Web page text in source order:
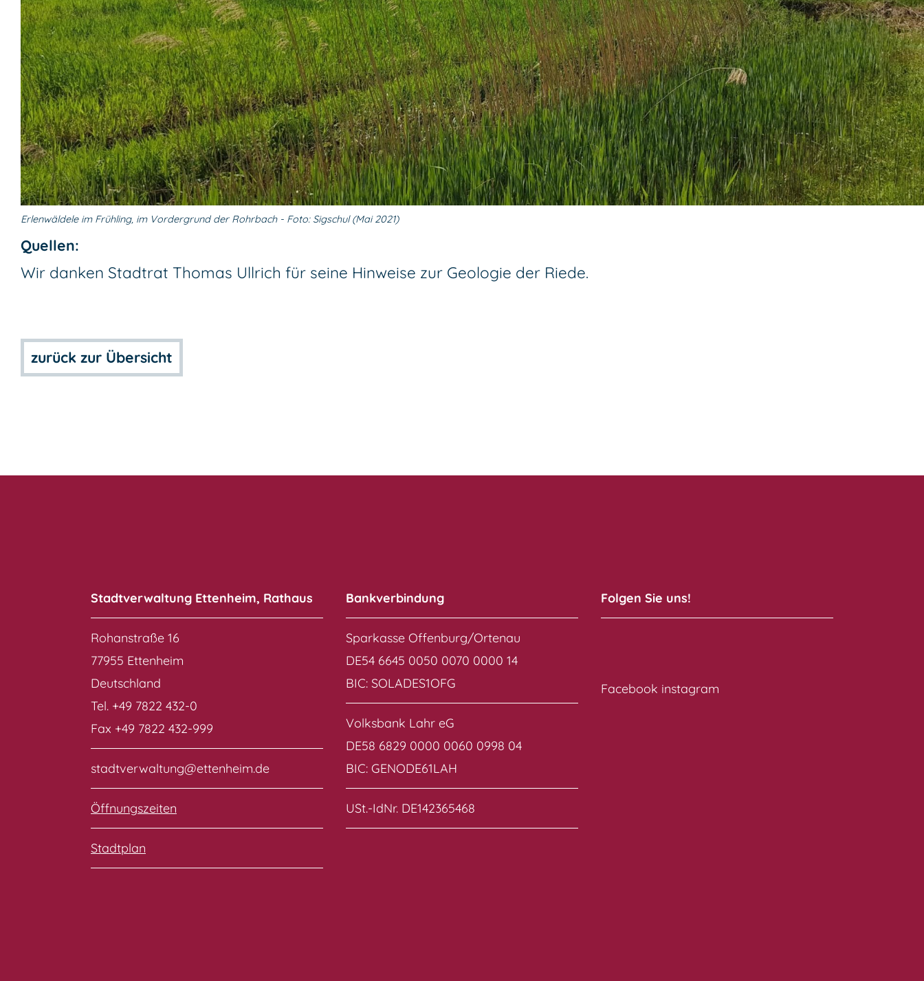
Erlenwäldele im Frühling, im Vordergrund der Rohrbach - Foto: Sigschul (Mai 2021)
Quellen:
Wir danken Stadtrat Thomas Ullrich für seine Hinweise zur Geologie der Riede.
zurück zur Übersicht
Stadtverwaltung Ettenheim, Rathaus
Rohanstraße 16
77955 Ettenheim
Deutschland
Tel. +49 7822 432-0
Fax +49 7822 432-999
stadtverwaltung@ettenheim.de
Öffnungszeiten
Stadtplan
Bankverbindung
Sparkasse Offenburg/Ortenau
DE54 6645 0050 0070 0000 14
BIC: SOLADES1OFG
Volksbank Lahr eG
DE58 6829 0000 0060 0998 04
BIC: GENODE61LAH
USt.-IdNr. DE142365468
Folgen Sie uns!
Facebook instagram